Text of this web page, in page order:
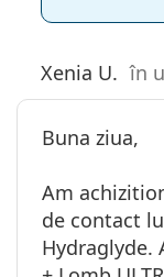
Xenia U. în
Buna ziua,
Am
de contact
Hydraglyde.